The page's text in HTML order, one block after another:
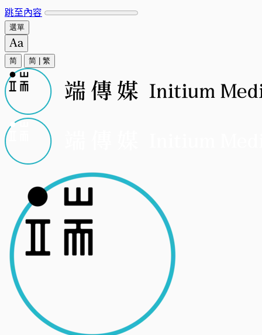
跳至內容
選單
简 简 繁